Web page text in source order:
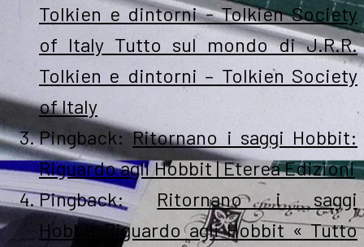
Tolkien e dintorni - Tolkien Society
of Italy Tutto sul mondo di J.R.R.
Tolkien e dintorni – Tolkien Society
of Italy
Pingback:Ritornano i saggi Hobbit:
Riguardo agli Hobbit | Eterea Edizioni
Pingback: Ritornano i saggi
Hobbit:Riguardo agli Hobbit « Tutto